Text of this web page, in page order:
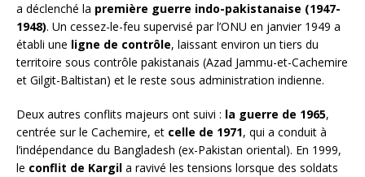
a déclenché la première guerre indo-pakistanaise (1947-
1948). Un cessez-le-feu supervisé par l’ONU en janvier 1949 a
établi une ligne de contrôle, laissant environ un tiers du
territoire sous contrôle pakistanais (Azad Jammu-et-Cachemire
et Gilgit-Baltistan) et le reste sous administration indienne.
Deux autres conflits majeurs ont suivi : la guerre de 1965,
centrée sur le Cachemire, et celle de 1971, qui a conduit à
l’indépendance du Bangladesh (ex-Pakistan oriental). En 1999,
le conflit de Kargil a ravivé les tensions lorsque des soldats